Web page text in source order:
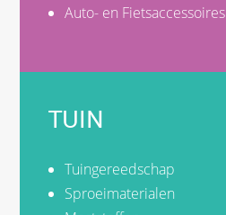
Auto- en Fietsaccessoires
TUIN
Tuingereedschap
Sproeimaterialen